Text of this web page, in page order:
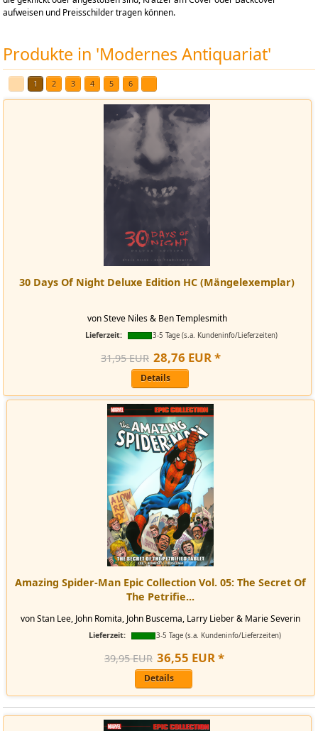
aufweisen und Preisschilder tragen können.
Produkte in 'Modernes Antiquariat'
1 2 3 4 5 6
30 Days Of Night Deluxe Edition HC (Mängelexemplar)
von Steve Niles & Ben Templesmith
Lieferzeit: 3-5 Tage (s.a. Kundeninfo/Lieferzeiten)
31,95 EUR 28,76 EUR *
Details
Amazing Spider-Man Epic Collection Vol. 05: The Secret Of
The Petrifie...
von Stan Lee, John Romita, John Buscema, Larry Lieber & Marie Severin
Lieferzeit: 3-5 Tage (s.a. Kundeninfo/Lieferzeiten)
39,95 EUR 36,55 EUR *
Details